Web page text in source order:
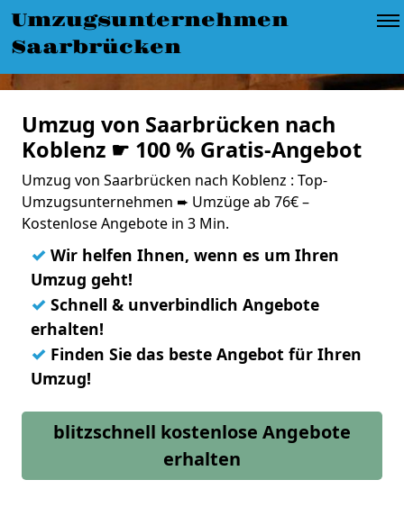
Umzugsunternehmen
Saarbrücken
Umzug von Saarbrücken nach
Koblenz ☛ 100 % Gratis-Angebot
Umzug von Saarbrücken nach Koblenz : Top-
Umzugsunternehmen ➨ Umzüge ab 76€ –
Kostenlose Angebote in 3 Min.
✓ Wir helfen Ihnen, wenn es um Ihren
Umzug geht!
✓ Schnell & unverbindlich Angebote
erhalten!
✓ Finden Sie das beste Angebot für Ihren
Umzug!
blitzschnell kostenlose Angebote
erhalten